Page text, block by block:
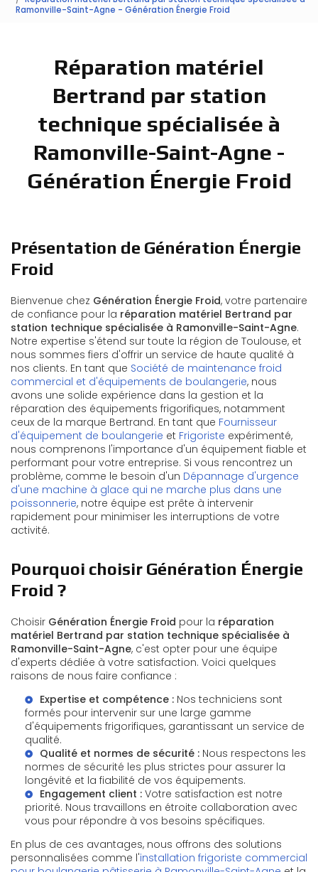
Ramonville-Saint-Agne - Génération Énergie Froid
Réparation matériel
Bertrand par station
technique spécialisée à
Ramonville-Saint-Agne -
Génération Énergie Froid
Présentation de Génération Énergie
Froid
Bienvenue chez Génération Énergie Froid, votre partenaire
de confiance pour la réparation matériel Bertrand par
station technique spécialisée à Ramonville-Saint-Agne.
Notre expertise s'étend sur toute la région de Toulouse, et
nous sommes fiers d'offrir un service de haute qualité à
nos clients. En tant que Société de maintenance froid
commercial et d'équipements de boulangerie, nous
avons une solide expérience dans la gestion et la
réparation des équipements frigorifiques, notamment
ceux de la marque Bertrand. En tant que Fournisseur
d'équipement de boulangerie et Frigoriste expérimenté,
nous comprenons l'importance d'un équipement fiable et
performant pour votre entreprise. Si vous rencontrez un
problème, comme le besoin d'un Dépannage d'urgence
d'une machine à glace qui ne marche plus dans une
poissonnerie, notre équipe est prête à intervenir
rapidement pour minimiser les interruptions de votre
activité.
Pourquoi choisir Génération Énergie
Froid ?
Choisir Génération Énergie Froid pour la réparation
matériel Bertrand par station technique spécialisée à
Ramonville-Saint-Agne, c'est opter pour une équipe
d'experts dédiée à votre satisfaction. Voici quelques
raisons de nous faire confiance :
Expertise et compétence : Nos techniciens sont
formés pour intervenir sur une large gamme
d'équipements frigorifiques, garantissant un service de
qualité.
Qualité et normes de sécurité : Nous respectons les
normes de sécurité les plus strictes pour assurer la
longévité et la fiabilité de vos équipements.
Engagement client : Votre satisfaction est notre
priorité. Nous travaillons en étroite collaboration avec
vous pour répondre à vos besoins spécifiques.
En plus de ces avantages, nous offrons des solutions
personnalisées comme l'installation frigoriste commercial